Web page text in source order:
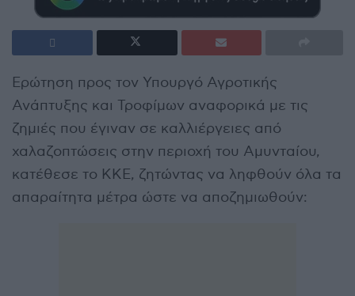
Ερώτηση προς τον Υπουργό Αγροτικής
Ανάπτυξης και Τροφίμων αναφορικά με τις
ζημιές που έγιναν σε καλλιέργειες από
χαλαζοπτώσεις στην περιοχή του Αμυνταίου,
κατέθεσε το ΚΚΕ, ζητώντας να ληφθούν όλα τα
απαραίτητα μέτρα ώστε να αποζημιωθούν: